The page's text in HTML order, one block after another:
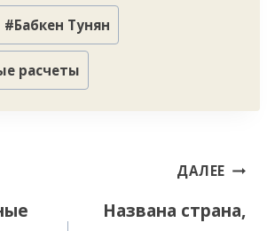
#Бабкен Тунян
расчеты
ДАЛЕЕ
Названа страна,